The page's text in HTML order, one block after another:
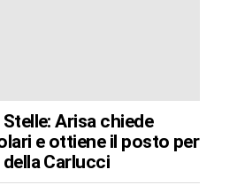
Arisa chiede
e ottiene il posto per
Carlucci